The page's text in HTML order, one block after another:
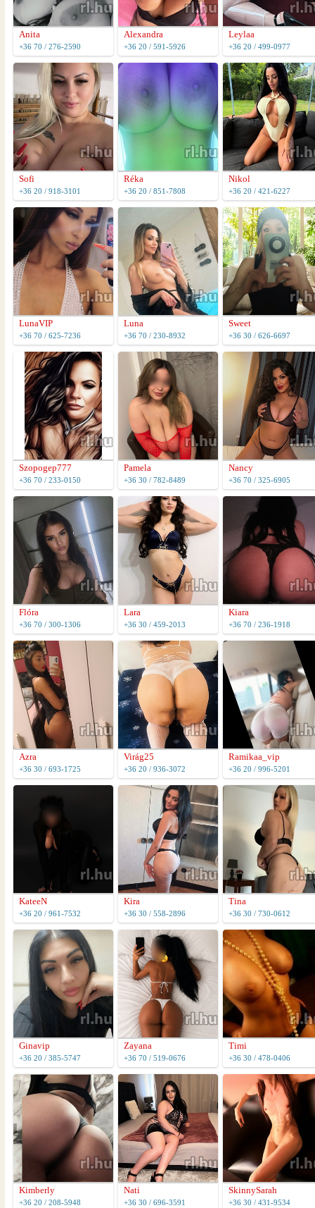
Anita
+36 70 / 276-2590
Alexandra
+36 20 / 591-5926
Leylaa
+36 20 / 499-0977
Sofi
+36 20 / 918-3101
Réka
+36 20 / 851-7808
Nikol
+36 20 / 421-6227
LunaVIP
+36 70 / 625-7236
Luna
+36 70 / 230-8932
Sweet
+36 30 / 626-6697
Szopogep777
+36 70 / 233-0150
Pamela
+36 30 / 782-8489
Nancy
+36 70 / 325-6905
Flóra
+36 70 / 300-1306
Lara
+36 30 / 459-2013
Kiara
+36 70 / 236-1918
Azra
+36 30 / 693-1725
Virág25
+36 20 / 936-3072
Ramikaa_vip
+36 20 / 996-5201
KateeN
+36 20 / 961-7532
Kira
+36 30 / 558-2896
Tina
+36 30 / 730-0612
Ginavip
+36 20 / 385-5747
Zayana
+36 70 / 519-0676
Timi
+36 30 / 478-0406
Kimberly
+36 20 / 208-5948
Nati
+36 30 / 696-3591
SkinnySarah
+36 30 / 431-9534